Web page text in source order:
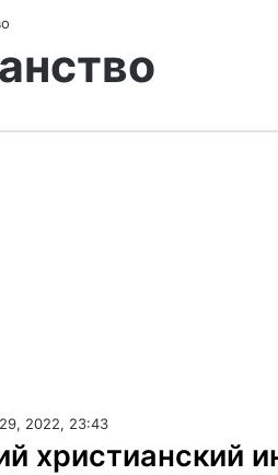
2022, 23:43
христианский